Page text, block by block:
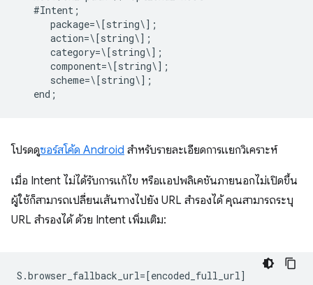
   #Intent;
      package=\[string\];
      action=\[string\];
      category=\[string\];
      component=\[string\];
      scheme=\[string\];
โปรดดูซอร์สโค้ด Android สำหรับรายละเอียดการแยกวิเคราะห์
เมื่อ Intent ไม่ได้รับการแก้ไข หรือแอปพลิเคชันภายนอกไม่เปิดขึ้น
ผู้ใช้ก็สามารถเปลี่ยนเส้นทางไปยัง URL สำรองได้ คุณสามารถระบุ
URL สำรองได้ ด้วย Intent เพิ่มเติม: